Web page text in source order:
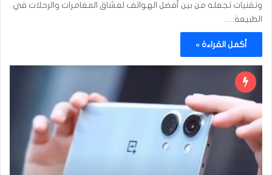
وتقنيات تجعله من بين أفضل الهواتف لعشاق المغامرات والرحلات في
الطبيعة.…
أكمل القراءة »